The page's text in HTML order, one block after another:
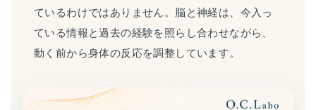
ているわけではありません。脳と神経は、今入っ
ている情報と過去の経験を照らし合わせながら、
動く前から身体の反応を調整しています。